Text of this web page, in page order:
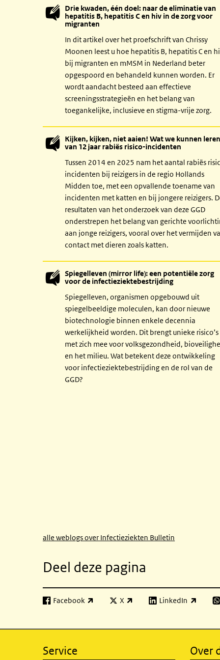
Drie kwaden, één doel: naar de eliminatie van
hepatitis B, hepatitis C en hiv in de zorg voor
migranten
In dit artikel over het proefschrift van Chrissy
Moonen leest u hoe hepatitis B, hepatitis C en
bij migranten en mMSM in Nederland beter
opgespoord en behandeld kunnen worden. Er
wordt aandacht besteed aan effectieve
screeningsstrategieën en het belang van
toegankelijke, inclusieve en stigma-vrije zorg.
Kijken, kijken, niet aaien! Wat we kunnen leren
van 12 jaar rabiës risico-incidenten
Tussen 2014 en 2025 nam het aantal rabiës
incidenten bij reizigers in de regio Hollands
Midden toe, met een opvallende toename van
incidenten met katten en bij jongere reizigers.
resultaten van het onderzoek van deze GGD
onderstrepen het belang van gerichte
aan jonge reizigers, vooral over het vermijden
contact met dieren zoals katten.
Spiegelleven (mirror life): een potentiële zorg
voor de infectieziektebestrijding
Spiegelleven, organismen opgebouwd uit
spiegelbeeldige moleculen, kan door nieuwe
biotechnologie binnen enkele decennia
werkelijkheid worden. Dit brengt unieke risico’s
met zich mee voor volksgezondheid,
en het milieu. Wat betekent deze ontwikkeling
voor infectieziektebestrijding en de rol van de
GGD?
alle weblogs over Infectieziekten Bulletin
Deel deze pagina
Facebook
(externe link) X
(externe link) LinkedIn
(externe link)
Service Over